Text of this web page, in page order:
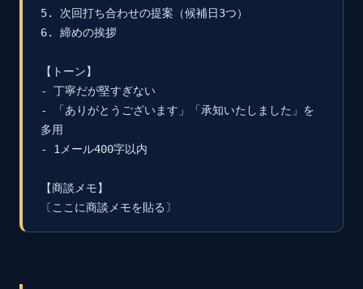
5. 次回打ち合わせの提案（候補日3つ）
6. 締めの挨拶
【トーン】
- 丁寧だが堅すぎない
- 「ありがとうございます」「承知いたしました」を
多用
- 1メール400字以内
【商談メモ】
〔ここに商談メモを貼る〕